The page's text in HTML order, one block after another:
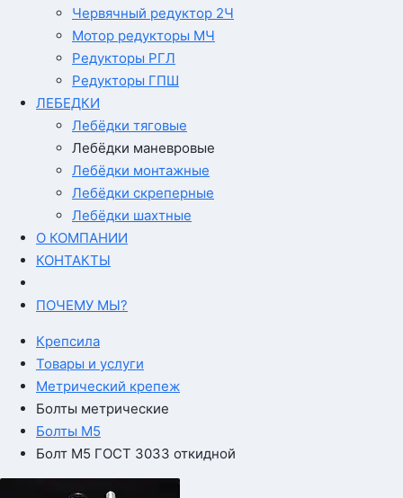
Червячный редуктор 2Ч
Мотор редукторы МЧ
Редукторы РГЛ
Редукторы ГПШ
ЛЕБЕДКИ
Лебёдки тяговые
Лебёдки маневровые
Лебёдки монтажные
Лебёдки скреперные
Лебёдки шахтные
О КОМПАНИИ
КОНТАКТЫ
ПОЧЕМУ МЫ?
Крепсила
Товары и услуги
Метрический крепеж
Болты метрические
Болты М5
Болт М5 ГОСТ 3033 откидной